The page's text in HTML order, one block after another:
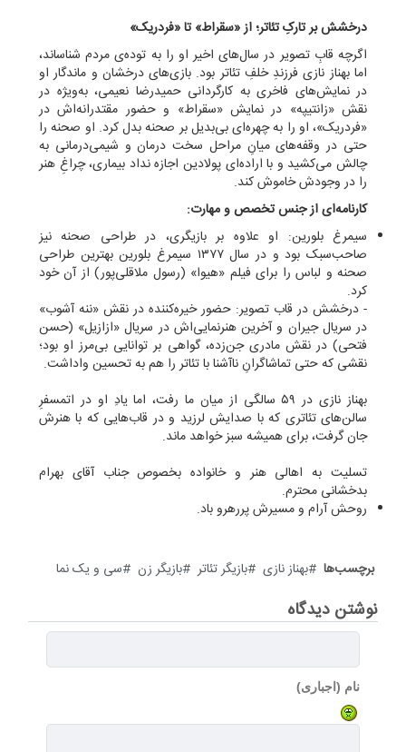
درخشش بر تارکِ تئاتر؛ از «سقراط» تا «فردریک»
اگرچه قابِ تصویر در سال‌های اخیر او را به توده‌ی مردم شناساند،
اما بهناز نازی فرزندِ خلفِ تئاتر بود. بازی‌های درخشان و ماندگار او
در نمایش‌های فاخری به کارگردانی حمیدرضا نعیمی، به‌ویژه در
نقش «زانتیپه» در نمایش «سقراط» و حضور مقتدرانه‌اش در
«فردریک»، او را به چهره‌ای بی‌بدیل بر صحنه بدل کرد. او صحنه را
حتی در وقفه‌های میانِ مراحل سخت درمان و شیمی‌درمانی به
چالش می‌کشید و با اراده‌ای پولادین اجازه نداد بیماری، چراغِ هنر
را در وجودش خاموش کند.
کارنامه‌ای از جنس تخصص و مهارت:
سیمرغ بلورین: او علاوه بر بازیگری، در طراحی صحنه نیز
صاحب‌سبک بود و در سال ۱۳۷۷ سیمرغ بلورین بهترین طراحی
صحنه و لباس را برای فیلم «هیوا» (رسول ملاقلی‌پور) از آن خود
کرد.
- درخشش در قاب تصویر: حضور خیره‌کننده در نقش «ننه آشوب»
در سریال جیران و آخرین هنرنمایی‌اش در سریال «ازازیل» (حسن
فتحی) در نقش مادری جن‌زده، گواهی بر توانایی بی‌مرز او بود؛
نقشی که حتی تماشاگرانِ ناآشنا با تئاتر را هم به تحسین واداشت.
بهناز نازی در ۵۹ سالگی از میان ما رفت، اما یادِ او در اتمسفرِ
سالن‌های تئاتری که با صدایش لرزید و در قاب‌هایی که با هنرش
جان گرفت، برای همیشه سبز خواهد ماند.
تسلیت به اهالی هنر و خانواده بخصوص جناب آقای بهرام
بدخشانی محترم.
روحش آرام و مسیرش پررهرو باد.
برچسب‌ها بهناز نازی بازیگر تئاتر بازیگر زن سی و یک نما
نوشتن دیدگاه
نام (اجباری)